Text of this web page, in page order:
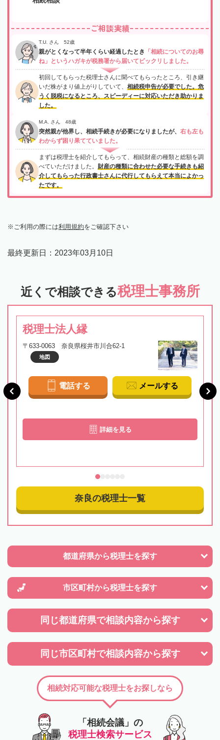
ご相談実績
T.U. さん 52歳
親がとくなって半年くらい経過したとき
「相続についてのお尋
ね」というハガキが税務署から届いてビックリしました。
初回してもらった税理士さんに聞べてもらったところ、引き継
いだ株がまり値上がりしていて、 相続税申告が必要でした。危
うく脱税になるところ、スピーディーに対応いただき助かりま
した。
M.A. さん 48歳
突然親が他界し、相続手続きが必要になりましたが、 右も左も
わからず困り果てていました。
まずは税理士を紹介してもらって、相続財産の種類と総額を調
べていただけました。 財産の種類に合わせた必要な手続きも紹
介してもらった行政書士さんに代行してもらえて本当によかっ
たです。
ご利用の際には利用規約をご確認下さい
最終更新日： 2023年03月10日
近くで相談できる税理士事務所
税理士法人縁
〒633-0063 奈良県桜井市川合62-1
地図
電話する メールする
詳細を見る
奈良の税理士一覧
都道府県から税理士を探す
市区町村から税理士を探す
同じ都道府県で相談内容から探す
同じ市区町村で相談内容から探す
「相続会議」の
税理士検索サービス
相続対応可能な税理士をお探しなら